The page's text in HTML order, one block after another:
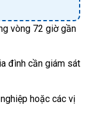
vòng 72 giờ gần
đình cần giám sát
hoặc các vị